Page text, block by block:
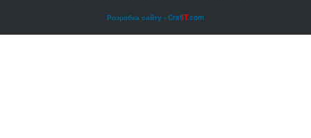
Розробка сайту - CrafIT.com